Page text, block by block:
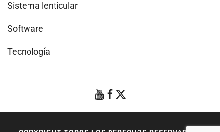
Sistema lenticular
Software
Tecnología